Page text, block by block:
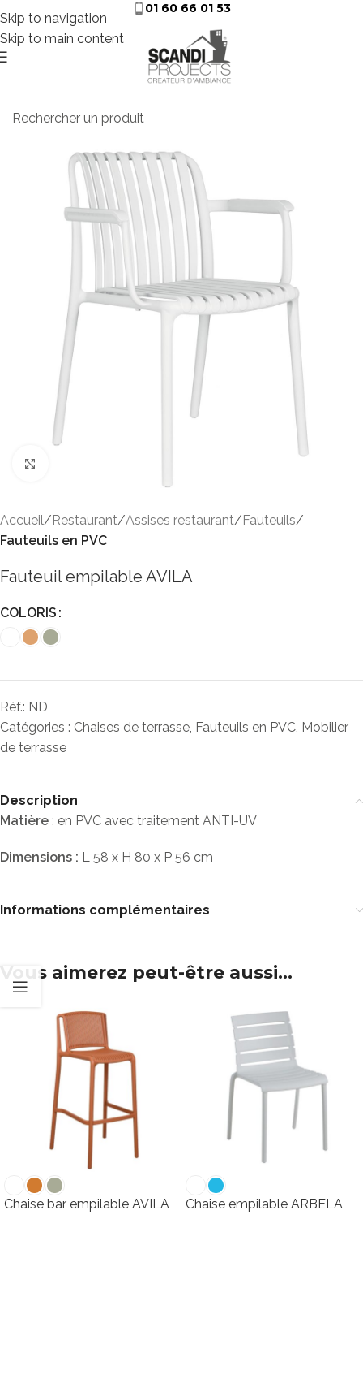
Skip to navigation
Skip to main content
01 60 66 01 53
Accueil Restaurant Assises restaurant
Fauteuils
Fauteuils en PVC
Fauteuil empilable AVILA
COLORIS
Réf.: ND
Catégories : Chaises de terrasse, Fauteuils en PVC, Mobilier
de terrasse
Description
Matière : en PVC avec traitement ANTI-UV
Dimensions : L 58 x H 80 x P 56 cm
Informations complémentaires
Vous aimerez peut-être aussi…
Chaise bar empilable AVILA Chaise empilable ARBELA